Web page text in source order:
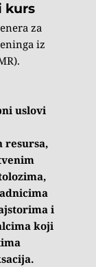
kurs
za
iz
uslovi
resursa,
i
koji